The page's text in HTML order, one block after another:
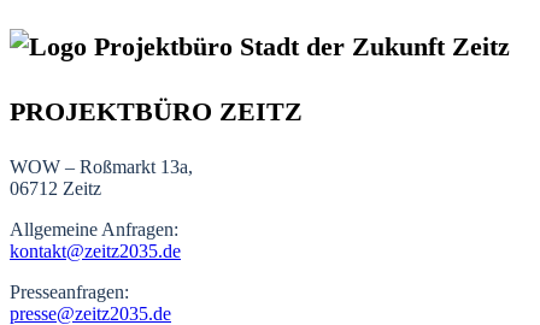
PROJEKTBÜRO ZEITZ
WOW – Roßmarkt 13a,
06712 Zeitz
Allgemeine Anfragen:
kontakt@zeitz2035.de
Presseanfragen:
presse@zeitz2035.de